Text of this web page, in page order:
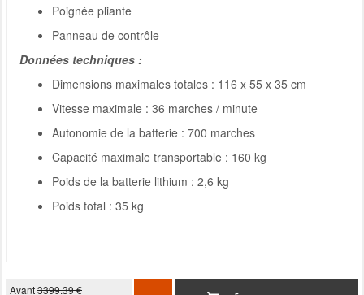
Poignée pliante
Panneau de contrôle
Données techniques :
Dimensions maximales totales : 116 x 55 x 35 cm
Vitesse maximale : 36 marches / minute
Autonomie de la batterie : 700 marches
Capacité maximale transportable : 160 kg
Poids de la batterie lithium : 2,6 kg
Poids total : 35 kg
Avant3399.39 €